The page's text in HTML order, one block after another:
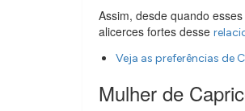
Assim, desde quando
alicerces fortes desse
Veja as preferências de
Mulher de